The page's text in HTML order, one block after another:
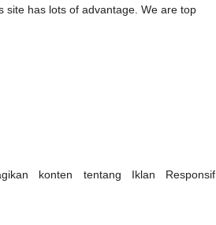
site has lots of advantage. We are top
konten tentang Iklan Responsif